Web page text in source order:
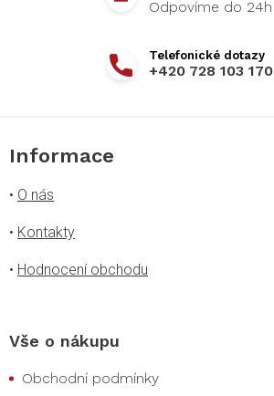
+420 728 103 170
Informace
• O nás
• Kontakty
• Hodnocení obchodu
Vše o nákupu
Obchodní podmínky